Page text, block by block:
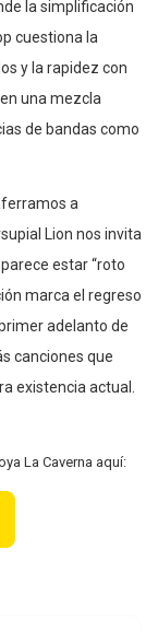
la simplificación
cuestiona la
y la rapidez con
una mezcla
de bandas como
a
Lion nos invita
estar “roto
marca el regreso
adelanto de
canciones que
existencia actual.
La Caverna aquí: